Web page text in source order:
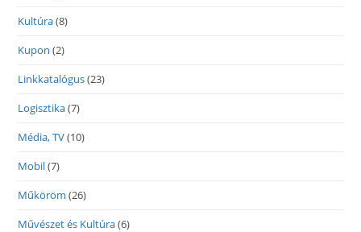
Kultúra(8)
Kupon (2)
Linkkatalógus(23)
Logisztika(7)
Média, TV(10)
Mobil(7)
Műköröm (26)
Művészet és Kultúra(6)